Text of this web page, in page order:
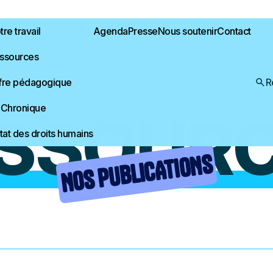
travail
pédagogique
des droits humains
AgendaPresseNous soutenirContact
NOS PUBLICATIONS